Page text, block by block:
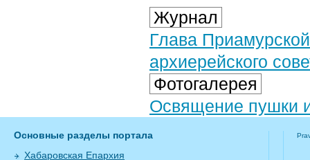
Журнал
Глава
архиерейского
Фотогалерея
Освящение пушки
Основные разделы портала
Хабаровская Епархия